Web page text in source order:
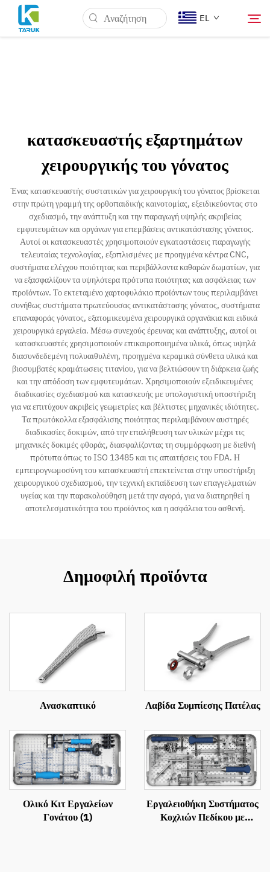
EL
Νέα & Γεγονότα
Σχετικά με εμάς
Επικοινωνία
κατασκευαστής εξαρτημάτων
χειρουργικής του γόνατος
Ένας κατασκευαστής συστατικών για χειρουργική του γόνατος βρίσκεται
στην πρώτη γραμμή της ορθοπαιδικής καινοτομίας, εξειδικεύοντας στο
σχεδιασμό, την ανάπτυξη και την παραγωγή υψηλής ακριβείας
εμφυτευμάτων και οργάνων για επεμβάσεις αντικατάστασης γόνατος.
Αυτοί οι κατασκευαστές χρησιμοποιούν εγκαταστάσεις παραγωγής
τελευταίας τεχνολογίας, εξοπλισμένες με προηγμένα κέντρα CNC,
συστήματα ελέγχου ποιότητας και περιβάλλοντα καθαρών δωματίων, για
να εξασφαλίζουν τα υψηλότερα πρότυπα ποιότητας και ασφάλειας των
προϊόντων. Το εκτεταμένο χαρτοφυλάκιο προϊόντων τους περιλαμβάνει
συνήθως συστήματα πρωτεύουσας αντικατάστασης γόνατος, συστήματα
επαναφοράς γόνατος, εξατομικευμένα χειρουργικά οργανάκια και ειδικά
χειρουργικά εργαλεία. Μέσω συνεχούς έρευνας και ανάπτυξης, αυτοί οι
κατασκευαστές χρησιμοποιούν επικαιροποιημένα υλικά, όπως υψηλά
διασυνδεδεμένη πολυαιθυλένη, προηγμένα κεραμικά σύνθετα υλικά και
βιοσυμβατές κραμάτωσεις τιτανίου, για να βελτιώσουν τη διάρκεια ζωής
και την απόδοση των εμφυτευμάτων. Χρησιμοποιούν εξειδικευμένες
διαδικασίες σχεδιασμού και κατασκευής με υπολογιστική υποστήριξη
για να επιτύχουν ακριβείς γεωμετρίες και βέλτιστες μηχανικές ιδιότητες.
Τα πρωτόκολλα εξασφάλισης ποιότητας περιλαμβάνουν αυστηρές
διαδικασίες δοκιμών, από την επαλήθευση των υλικών μέχρι τις
μηχανικές δοκιμές φθοράς, διασφαλίζοντας τη συμμόρφωση με διεθνή
πρότυπα όπως το ISO 13485 και τις απαιτήσεις του FDA. Η
εμπειρογνωμοσύνη του κατασκευαστή επεκτείνεται στην υποστήριξη
χειρουργικού σχεδιασμού, την τεχνική εκπαίδευση των επαγγελματιών
υγείας και την παρακολούθηση μετά την αγορά, για να διατηρηθεί η
αποτελεσματικότητα του προϊόντος και η ασφάλεια του ασθενή.
Δημοφιλή προϊόντα
Ανασκαπτικό Λαβίδα Συμπίεσης Πατέλας
Ολικό Κιτ Εργαλείων
Γονάτου (1)
Εργαλειοθήκη Συστήματος
Κοχλιών Πεδίκου με